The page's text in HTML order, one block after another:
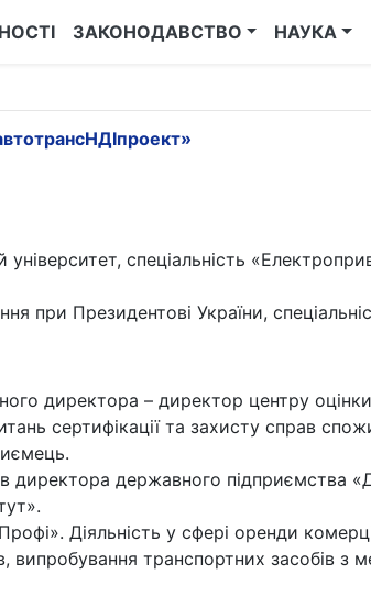
ЗАКОНОДАВСТВО НАУКА
спеціальність
при Президентові України,
директора – директор центру
сертифікації та захисту справ
директора державного підприємства
Діяльність у сфері оренди
випробування транспортних засобів з